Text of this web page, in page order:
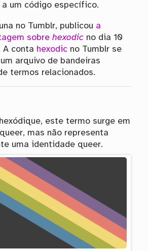
um código específico.
no Tumblr, publicou a
sobre hexodicno dia 10
A conta hexodicno Tumblr se
arquivo de bandeiras
termos relacionados.
este termo surge em
mas não representa
uma identidade queer.